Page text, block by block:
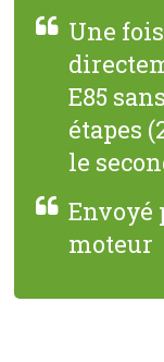
Une
E85
étapes
le
Envoyé
moteur